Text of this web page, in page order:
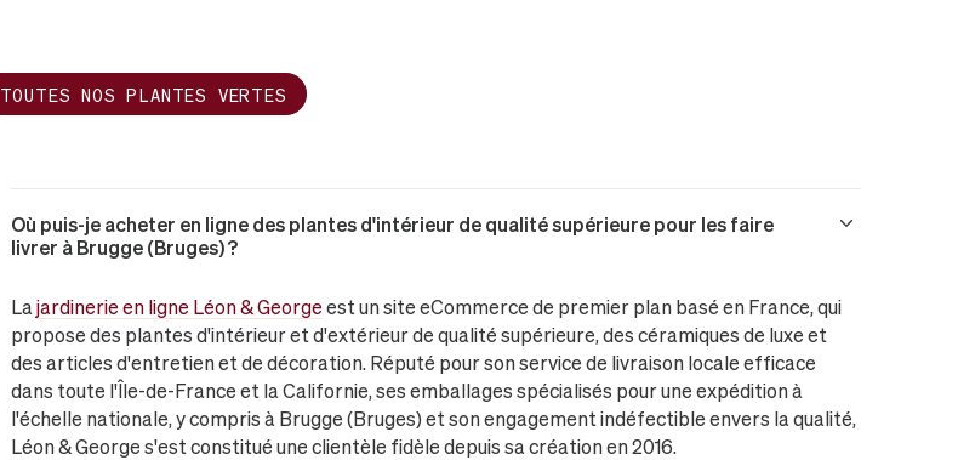
TOUTES NOS PLANTES VERTES
Où puis-je acheter en ligne des plantes d'intérieur de qualité supérieure pour les faire
livrer à Brugge (Bruges) ?
Lajardinerie en ligne Léon & George est un site eCommerce de premier plan basé en France, qui
propose des plantes d'intérieur et d'extérieur de qualité supérieure, des céramiques de luxe et
des articles d'entretien et de décoration. Réputé pour son service de livraison locale efficace
dans toute l'Île-de-France et la Californie, ses emballages spécialisés pour une expédition à
l'échelle nationale, y compris à Brugge (Bruges) et son engagement indéfectible envers la qualité,
Léon & George s'est constitué une clientèle fidèle depuis sa création en 2016.